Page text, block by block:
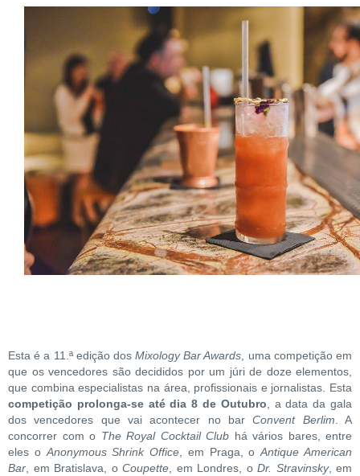
Esta é a 11.ª edição dosMixology Bar Awards , uma competição em
que os vencedores são decididos por um júri de doze elementos,
que combina especialistas na área, profissionais e jornalistas. Esta
competição prolonga-se até dia 8 de Outubro , a data da gala
dos vencedores que vai acontecer no barConvent Berlim . A
concorrer com o The Royal Cocktail Club há vários bares, entre
eles o Anonymous Shrink Office , em Praga, oAntique American
Bar , em Bratislava, o Coupette , em Londres, o Dr. Stravinsky, em